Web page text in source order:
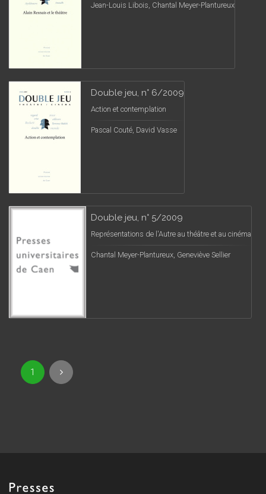
Jean-Louis Libois, Chantal Meyer-Plantureux
Double jeu, n° 6/2009
Action et contemplation
Pascal Couté, David Vasse
Double jeu, n° 5/2009
Représentations de l'Autre au théâtre et au cinéma
Chantal Meyer-Plantureux, Geneviève Sellier
1